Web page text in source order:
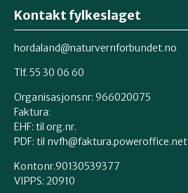
Kontakt fylkeslaget
hordaland@naturvernforbundet.no
Tlf. 55 30 06 60
Organisasjonsnr: 966020075
Faktura:
EHF: til org.nr.
PDF: til nvfh@faktura.poweroffice.net
Kontonr.90130539377
VIPPS: 20910